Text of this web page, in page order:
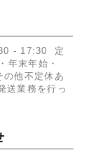
- 17:30 定
年末年始・
の他不定休あ
送業務を行っ